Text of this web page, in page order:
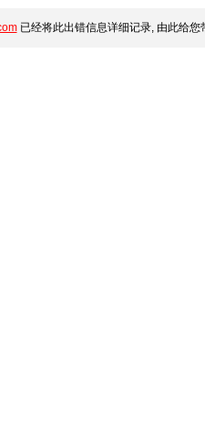
已经将此出错信息详细记录, 由此给您